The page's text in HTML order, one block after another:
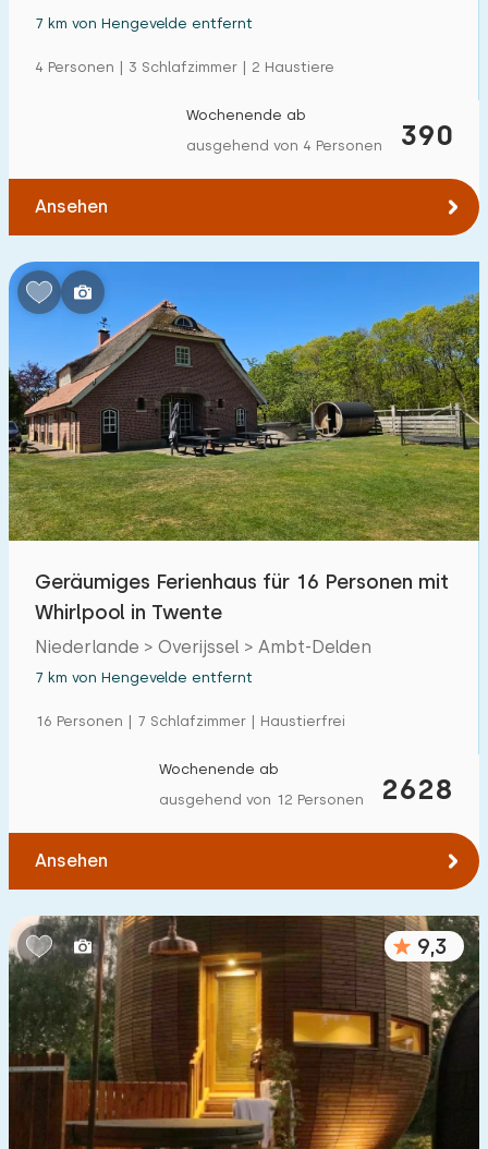
7 km von Hengevelde entfernt
4 Personen | 3 Schlafzimmer | 2 Haustiere
390
Wochenende ab
ausgehend von 4 Personen
Ansehen
Geräumiges Ferienhaus für 16 Personen mit
Whirlpool in Twente
Niederlande > Overijssel > Ambt-Delden
7 km von Hengevelde entfernt
16 Personen | 7 Schlafzimmer | Haustierfrei
2628
Wochenende ab
ausgehend von 12 Personen
Ansehen
9,3